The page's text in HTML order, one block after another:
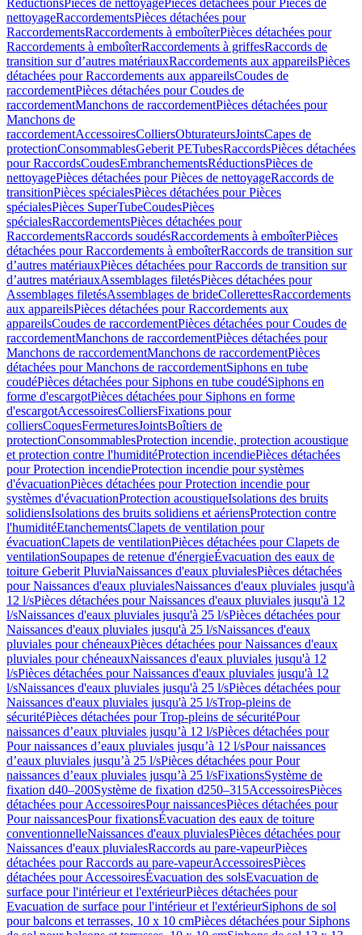
RéductionsPièces de nettoyagePièces détachées pour Pièces de
nettoyageRaccordementsPièces détachées pour
RaccordementsRaccordements à emboîterPièces détachées pour
Raccordements à emboîterRaccordements à griffesRaccords de
transition sur d’autres matériauxRaccordements aux appareilsPièces
détachées pour Raccordements aux appareilsCoudes de
raccordementPièces détachées pour Coudes de
raccordementManchons de raccordementPièces détachées pour
Manchons de
raccordementAccessoiresColliersObturateursJointsCapes de
protectionConsommablesGeberit PETubesRaccordsPièces détachées
pour RaccordsCoudesEmbranchementsRéductionsPièces de
nettoyagePièces détachées pour Pièces de nettoyageRaccords de
transitionPièces spécialesPièces détachées pour Pièces
spécialesPièces SuperTubeCoudesPièces
spécialesRaccordementsPièces détachées pour
RaccordementsRaccords soudésRaccordements à emboîterPièces
détachées pour Raccordements à emboîterRaccords de transition sur
d’autres matériauxPièces détachées pour Raccords de transition sur
d’autres matériauxAssemblages filetésPièces détachées pour
Assemblages filetésAssemblages de brideCollerettesRaccordements
aux appareilsPièces détachées pour Raccordements aux
appareilsCoudes de raccordementPièces détachées pour Coudes de
raccordementManchons de raccordementPièces détachées pour
Manchons de raccordementManchons de raccordementPièces
détachées pour Manchons de raccordementSiphons en tube
coudéPièces détachées pour Siphons en tube coudéSiphons en
forme d'escargotPièces détachées pour Siphons en forme
d'escargotAccessoiresColliersFixations pour
colliersCoquesFermeturesJointsBoîtiers de
protectionConsommablesProtection incendie, protection acoustique
et protection contre l'humiditéProtection incendiePièces détachées
pour Protection incendieProtection incendie pour systèmes
d'évacuationPièces détachées pour Protection incendie pour
systèmes d'évacuationProtection acoustiqueIsolations des bruits
solidiensIsolations des bruits solidiens et aériensProtection contre
l'humiditéEtanchementsClapets de ventilation pour
évacuationClapets de ventilationPièces détachées pour Clapets de
ventilationSoupapes de retenue d'énergieÉvacuation des eaux de
toiture Geberit PluviaNaissances d'eaux pluvialesPièces détachées
pour Naissances d'eaux pluvialesNaissances d'eaux pluviales jusqu'à
12 l/sPièces détachées pour Naissances d'eaux pluviales jusqu'à 12
l/sNaissances d'eaux pluviales jusqu'à 25 l/sPièces détachées pour
Naissances d'eaux pluviales jusqu'à 25 l/sNaissances d'eaux
pluviales pour chéneauxPièces détachées pour Naissances d'eaux
pluviales pour chéneauxNaissances d'eaux pluviales jusqu'à 12
l/sPièces détachées pour Naissances d'eaux pluviales jusqu'à 12
l/sNaissances d'eaux pluviales jusqu'à 25 l/sPièces détachées pour
Naissances d'eaux pluviales jusqu'à 25 l/sTrop-pleins de
sécuritéPièces détachées pour Trop-pleins de sécuritéPour
naissances d’eaux pluviales jusqu’à 12 l/sPièces détachées pour
Pour naissances d’eaux pluviales jusqu’à 12 l/sPour naissances
d’eaux pluviales jusqu’à 25 l/sPièces détachées pour Pour
naissances d’eaux pluviales jusqu’à 25 l/sFixationsSystème de
fixation d40–200Système de fixation d250–315AccessoiresPièces
détachées pour AccessoiresPour naissancesPièces détachées pour
Pour naissancesPour fixationsÉvacuation des eaux de toiture
conventionnelleNaissances d'eaux pluvialesPièces détachées pour
Naissances d'eaux pluvialesRaccords au pare-vapeurPièces
détachées pour Raccords au pare-vapeurAccessoiresPièces
détachées pour AccessoiresÉvacuation des solsEvacuation de
surface pour l'intérieur et l'extérieurPièces détachées pour
Evacuation de surface pour l'intérieur et l'extérieurSiphons de sol
pour balcons et terrasses, 10 x 10 cmPièces détachées pour Siphons